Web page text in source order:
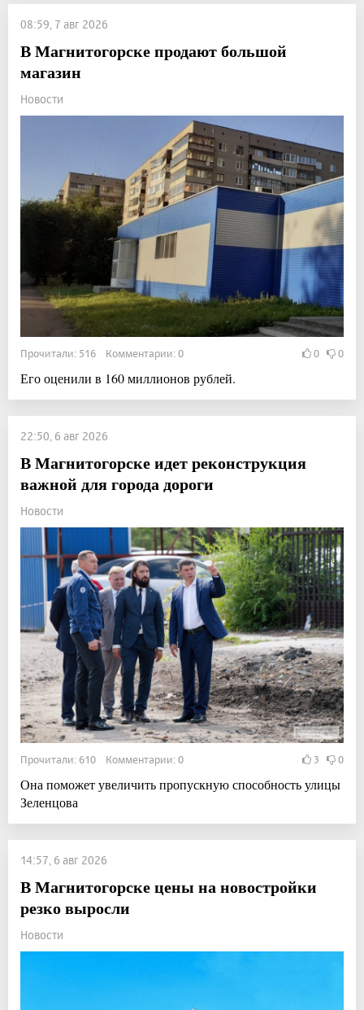
08:59, 7 авг 2026
В Магнитогорске продают большой
магазин
Новости
Прочитали: 516 Комментарии: 0 0 0
Его оценили в 160 миллионов рублей.
22:50, 6 авг 2026
В Магнитогорске идет реконструкция
важной для города дороги
Новости
Прочитали: 610 Комментарии: 0 3 0
Она поможет увеличить пропускную способность улицы
Зеленцова
14:57, 6 авг 2026
В Магнитогорске цены на новостройки
резко выросли
Новости